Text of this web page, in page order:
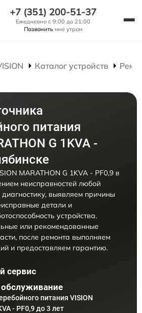
+7 (351) 200-51-37
Ежедневно с 9:00 до 21:00
Позвонить мне утром
Каталог устройств
питания
G 1KVA -
MARATHON G 1KVA - PF0,9 в
неисправностей любой
выявляем причины
детали и
устройства.
или рекомендованные
после ремонта выполняем
и предоставляем гарантию.
сервис
обслуживание
питания VISION
- PF0,9 до 3 лет